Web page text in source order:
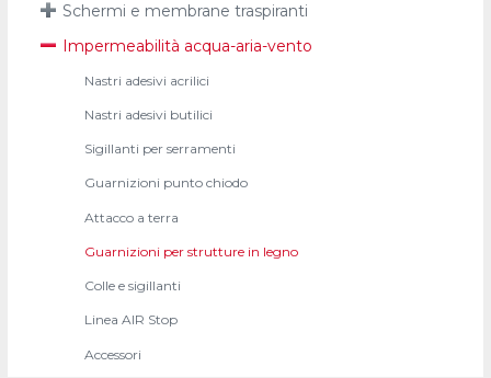
Schermi e membrane traspiranti
Impermeabilità acqua-aria-vento
Nastri adesivi acrilici
Nastri adesivi butilici
Sigillanti per serramenti
Guarnizioni punto chiodo
Attacco a terra
Guarnizioni per strutture in legno
Colle e sigillanti
Linea AIR Stop
Accessori